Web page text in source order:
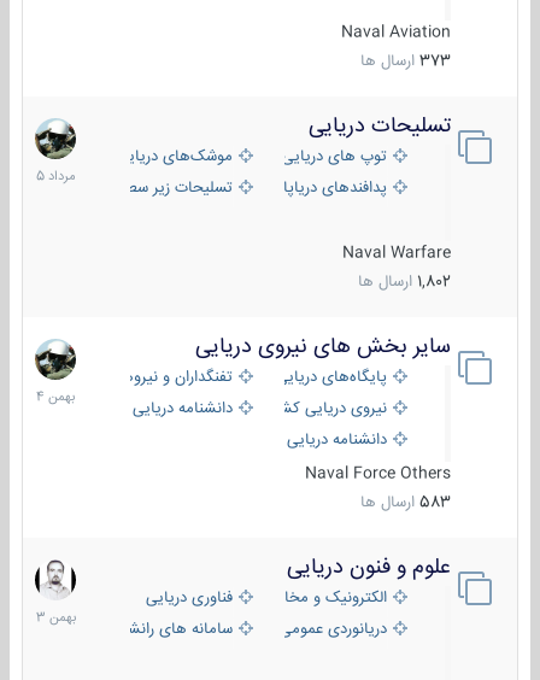
Naval Aviation
373 ارسال ها
تسلیحات دریایی
توپ های دریایی
موشک‌های دریایی
پدافندهای دریاپایه
تسلیحات زیر سطحی
Naval Warfare
1,802 ارسال ها
2
مرداد
1405
سایر بخش های نیروی دریایی
پایگاه‌های دریایی
تفنگداران و نیروهای ویژه‌ی دریایی
نیروی دریایی کشورهای مختلفدانشنامه دریایی
دانشنامه دریایی کپی
Naval Force Others
583 ارسال ها
22
بهمن
1404
علوم و فنون دریایی
الکترونیک و مخابرات دریاییفناوری دریایی
دریانوردی عمومی
سامانه های رانشی دریایی
6
بهمن
1403